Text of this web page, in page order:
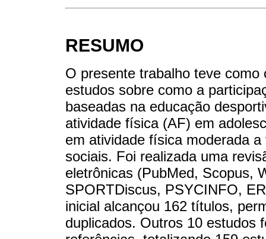
RESUMO
O presente trabalho teve
estudos sobre como a
baseadas na educação
atividade física (AF) em
em atividade física moderada
sociais. Foi realizada uma
eletrônicas (PubMed, Scopus,
SPORTDiscus, PSYCINFO,
inicial alcançou 162 títulos,
duplicados. Outros 10 estudos